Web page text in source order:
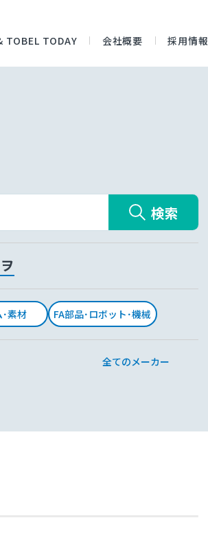
TOBEL TODAY 会社概要 採用情報
検索
ヲ
･素材 FA部品･ロボット･機械
全てのメーカー